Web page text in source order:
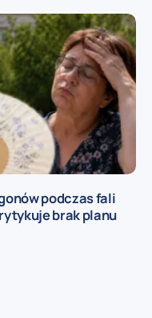
podczas fali
brak planu